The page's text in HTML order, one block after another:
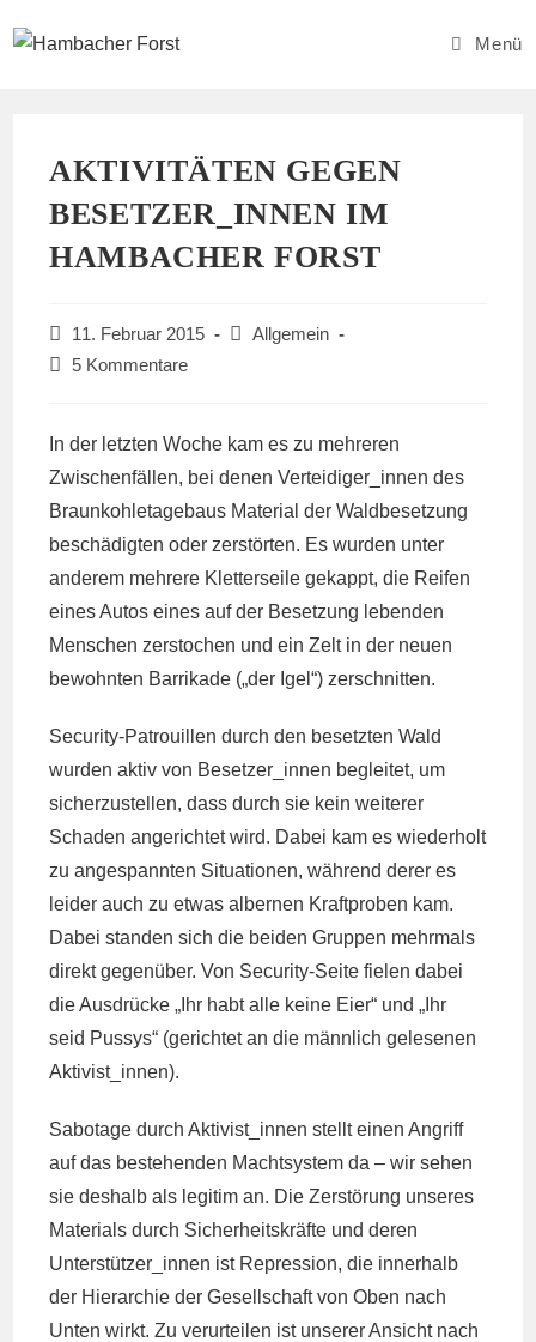
Inhalt
Menü
AKTIVITÄTEN GEGEN
BESETZER_INNEN IM
HAMBACHER FORST
Beitrag
veröffentlicht:
11. Februar 2015
Beitrags-
Allgemein
Beitrags-
5 Kommentare
In der letzten Woche kam es zu mehreren
Zwischenfällen, bei denen Verteidiger_innen des
Braunkohletagebaus Material der Waldbesetzung
beschädigten oder zerstörten. Es wurden unter
anderem mehrere Kletterseile gekappt, die Reifen
eines Autos eines auf der Besetzung lebenden
Menschen zerstochen und ein Zelt in der neuen
bewohnten Barrikade („der Igel“) zerschnitten.
Security-Patrouillen durch den besetzten Wald
wurden aktiv von Besetzer_innen begleitet, um
sicherzustellen, dass durch sie kein weiterer
Schaden angerichtet wird. Dabei kam es wiederholt
zu angespannten Situationen, während derer es
leider auch zu etwas albernen Kraftproben kam.
Dabei standen sich die beiden Gruppen mehrmals
direkt gegenüber. Von Security-Seite fielen dabei
die Ausdrücke „Ihr habt alle keine Eier“ und „Ihr
seid Pussys“ (gerichtet an die männlich gelesenen
Aktivist_innen).
Sabotage durch Aktivist_innen stellt einen Angriff
auf das bestehenden Machtsystem da – wir sehen
sie deshalb als legitim an. Die Zerstörung unseres
Materials durch Sicherheitskräfte und deren
Unterstützer_innen ist Repression, die innerhalb
der Hierarchie der Gesellschaft von Oben nach
Unten wirkt. Zu verurteilen ist unserer Ansicht nach